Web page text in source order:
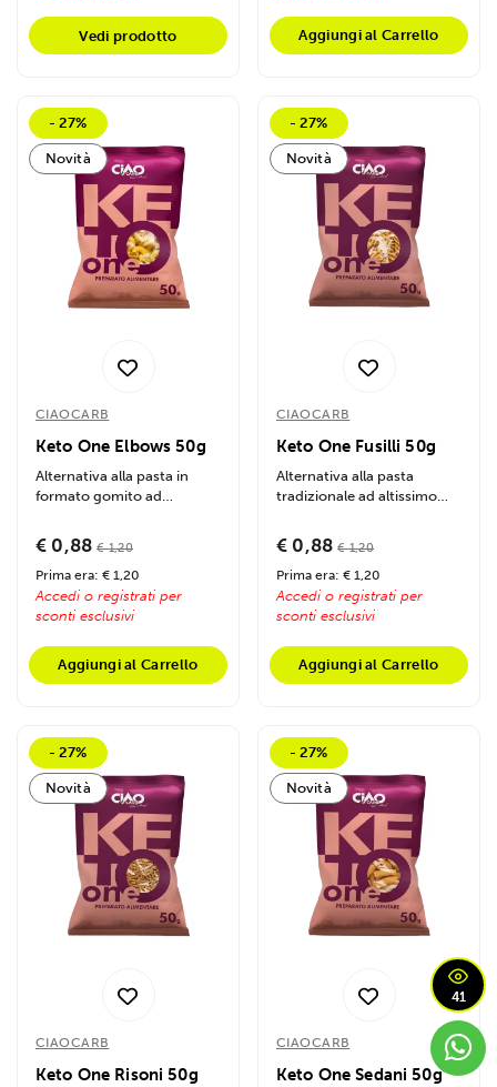
Vedi prodotto Aggiungi al Carrello
- 27%
Novità
CIAOCARB
Keto One Elbows 50g
Alternativa alla pasta in
formato gomito ad
proteine....
€ 0,88 € 1,20
Prima era: € 1,20
Accedi o registrati per
sconti esclusivi
Aggiungi al Carrello
- 27%
Novità
CIAOCARB
Keto One Fusilli 50g
Alternativa alla pasta
tradizionale ad altissimo
Permette...
€ 0,88 € 1,20
Prima era: € 1,20
Accedi o registrati per
sconti esclusivi
Aggiungi al Carrello
- 27%
Novità
CIAOCARB
Keto One Risoni 50g
- 27%
Novità
CIAOCARB
Keto One Sedani 50g
41